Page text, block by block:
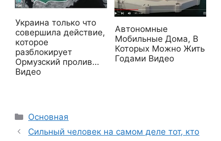
Украина только что
совершила действие,
которое
разблокирует
Ормузский пролив…
Видео
Автономные
Мобильные Дома, В
Которых Можно Жить
Годами Видео
Рубрики
Основная
Сильный человек на самом деле тот, кто